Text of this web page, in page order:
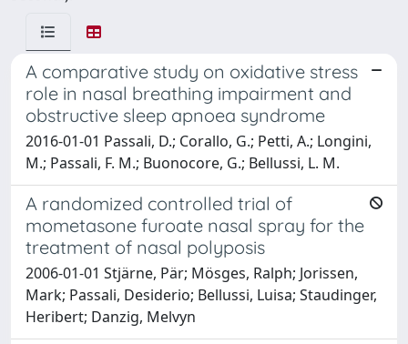
A comparative study on oxidative stress
role in nasal breathing impairment and
obstructive sleep apnoea syndrome
2016-01-01 Passali, D.; Corallo, G.; Petti, A.; Longini,
M.; Passali, F. M.; Buonocore, G.; Bellussi, L. M.
A randomized controlled trial of
mometasone furoate nasal spray for the
treatment of nasal polyposis
2006-01-01 Stjärne, Pär; Mösges, Ralph; Jorissen,
Mark; Passali, Desiderio; Bellussi, Luisa; Staudinger,
Heribert; Danzig, Melvyn